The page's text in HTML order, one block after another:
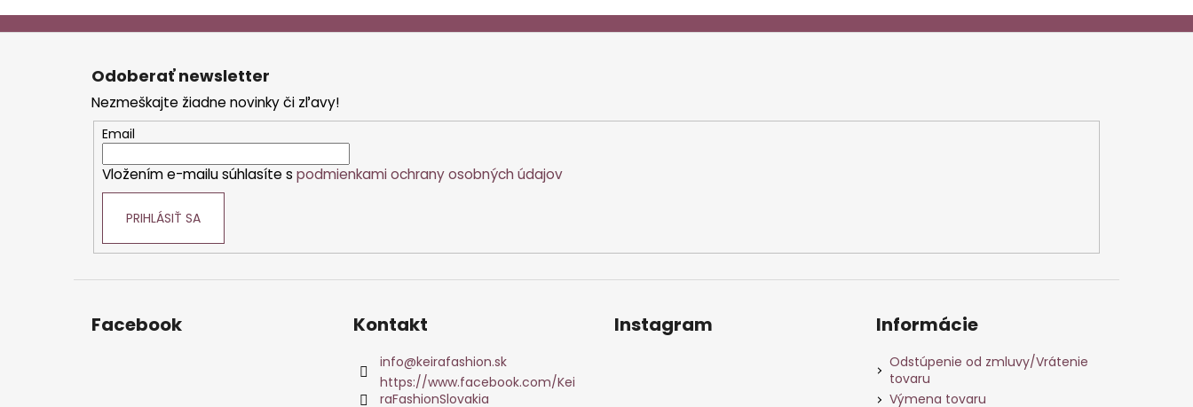
Z
Odoberať newsletter
Nezmeškajte žiadne novinky či zľavy!
Email
Vložením e-mailu súhlasíte s podmienkami ochrany osobných údajov
PRIHLÁSIŤ SA
Facebook Kontakt
info@keirafashion.sk
https://www.facebook.com/Kei
raFashionSlovakia
Instagram Informácie
Odstúpenie od zmluvy/Vrátenie
tovaru
Výmena tovaru